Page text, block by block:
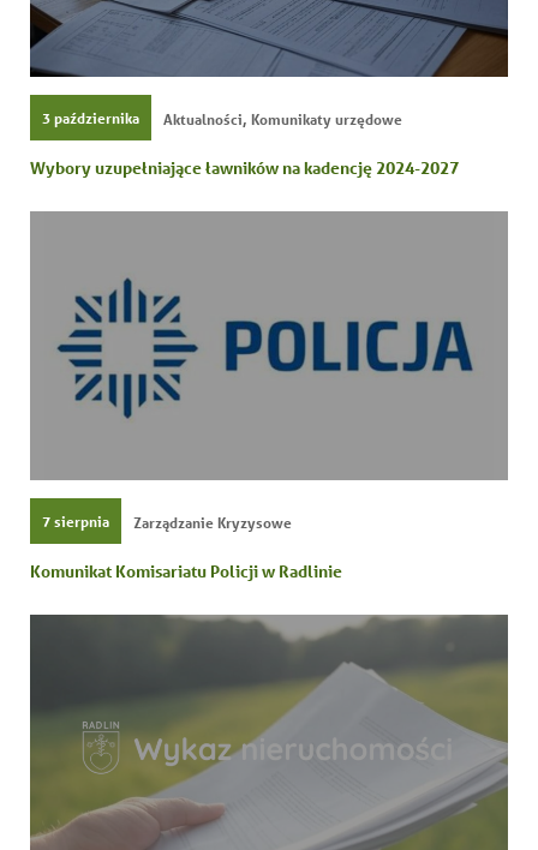
3 października Aktualności, Komunikaty urzędowe
Wybory uzupełniające ławników na kadencję 2024-2027
7 sierpnia Zarządzanie Kryzysowe
Komunikat Komisariatu Policji w Radlinie